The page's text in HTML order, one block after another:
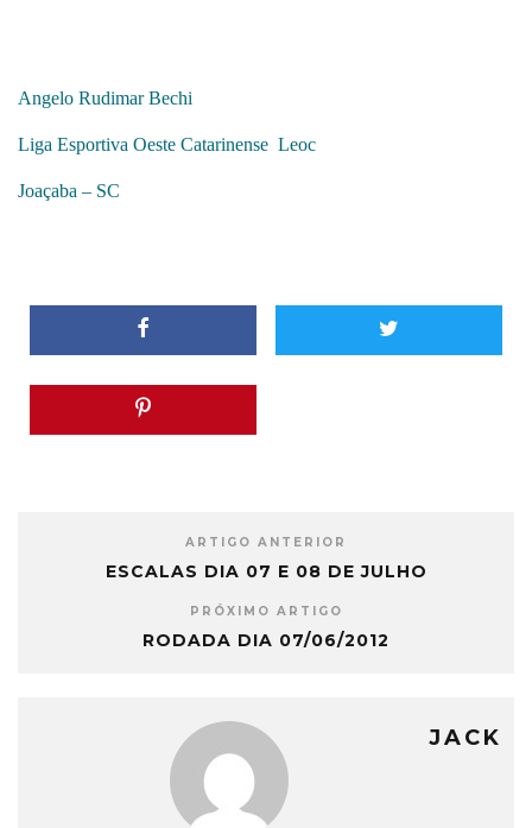
Angelo Rudimar Bechi
Liga Esportiva Oeste Catarinense Leoc
Joaçaba – SC
ARTIGO ANTERIOR
ESCALAS DIA 07 E 08 DE JULHO
PRÓXIMO ARTIGO
RODADA DIA 07/06/2012
JACK